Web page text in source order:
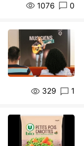
1076 0
329 1